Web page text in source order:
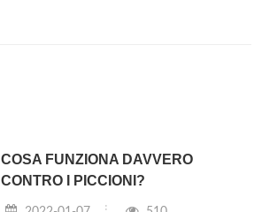
COSA FUNZIONA DAVVERO
CONTRO I PICCIONI?